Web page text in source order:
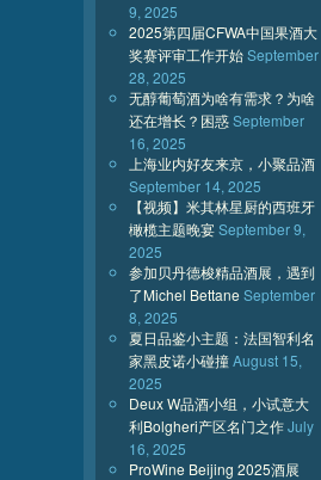
9, 2025
2025第四届CFWA中国果酒大
奖赛评审工作开始September
28, 2025
无醇葡萄酒为啥有需求？为啥
还在增长？困惑September
16, 2025
上海业内好友来京，小聚品酒
September 14, 2025
【视频】米其林星厨的西班牙
橄榄主题晚宴September 9,
2025
参加贝丹德梭精品酒展，遇到
了Michel Bettane September
8, 2025
夏日品鉴小主题：法国智利名
家黑皮诺小碰撞August 15,
2025
Deux W品酒小组，小试意大
利Bolgheri产区名门之作July
16, 2025
ProWine Beijing 2025酒展